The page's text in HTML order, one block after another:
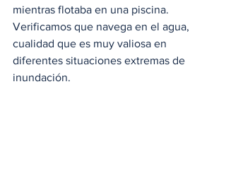
mientras flotaba en una piscina.
Verificamos que navega en el agua,
cualidad que es muy valiosa en
diferentes situaciones extremas de
inundación.